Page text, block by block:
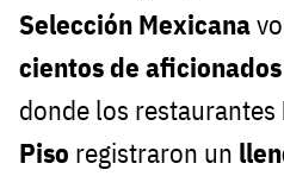
Selección Mexicana
cientos de aficionados
donde los restaurantes
Piso registraron un